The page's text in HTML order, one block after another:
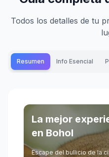
Todos los detalles de tu
Resumen Info Esencial
La mejor
en Bohol
Escape del bullicio de la